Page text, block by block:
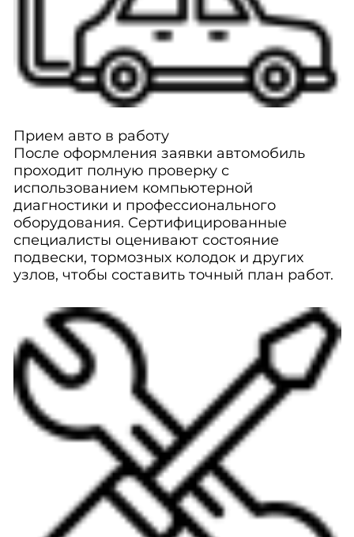
Прием авто в работу
После оформления заявки автомобиль
проходит полную проверку с
использованием компьютерной
диагностики и профессионального
оборудования. Сертифицированные
специалисты оценивают состояние
подвески, тормозных колодок и других
узлов, чтобы составить точный план работ.